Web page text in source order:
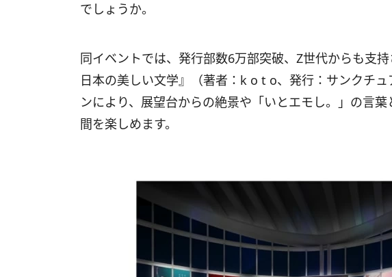
でしょうか。
同イベントでは、発行部数6万部突破、Z世代からも支
日本の美しい文学』（著者：k o t o、発行：サンクチ
ンにより、展望台からの絶景や「いとエモし。」の言
間を楽しめます。